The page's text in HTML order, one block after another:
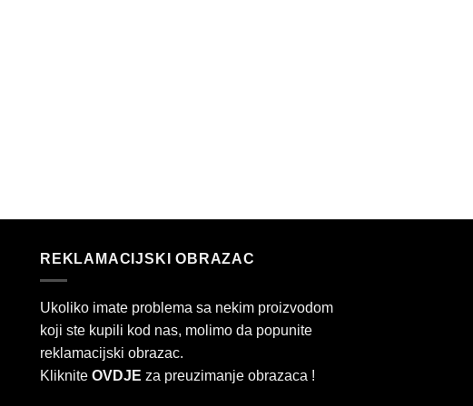
REKLAMACIJSKI OBRAZAC
Ukoliko imate problema sa nekim proizvodom
koji ste kupili kod nas, molimo da popunite
reklamacijski obrazac.
Kliknite OVDJE za preuzimanje obrazaca !